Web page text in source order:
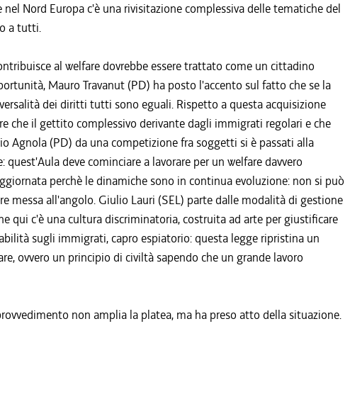
Nord Europa c'è una rivisitazione complessiva delle tematiche del
a tutti.
al welfare dovrebbe essere trattato come un cittadino
Mauro Travanut (PD) ha posto l'accento sul fatto che se la
dei diritti tutti sono eguali. Rispetto a questa acquisizione
che il gettito complessivo derivante dagli immigrati regolari e che
Agnola (PD) da una competizione fra soggetti si è passati alla
deve cominciare a lavorare per un welfare davvero
perchè le dinamiche sono in continua evoluzione: non si può
messa all'angolo. Giulio Lauri (SEL) parte dalle modalità di gestione
qui c'è una cultura discriminatoria, costruita ad arte per giustificare
sugli immigrati, capro espiatorio: questa legge ripristina un
ovvero un principio di civiltà sapendo che un grande lavoro
non amplia la platea, ma ha preso atto della situazione.